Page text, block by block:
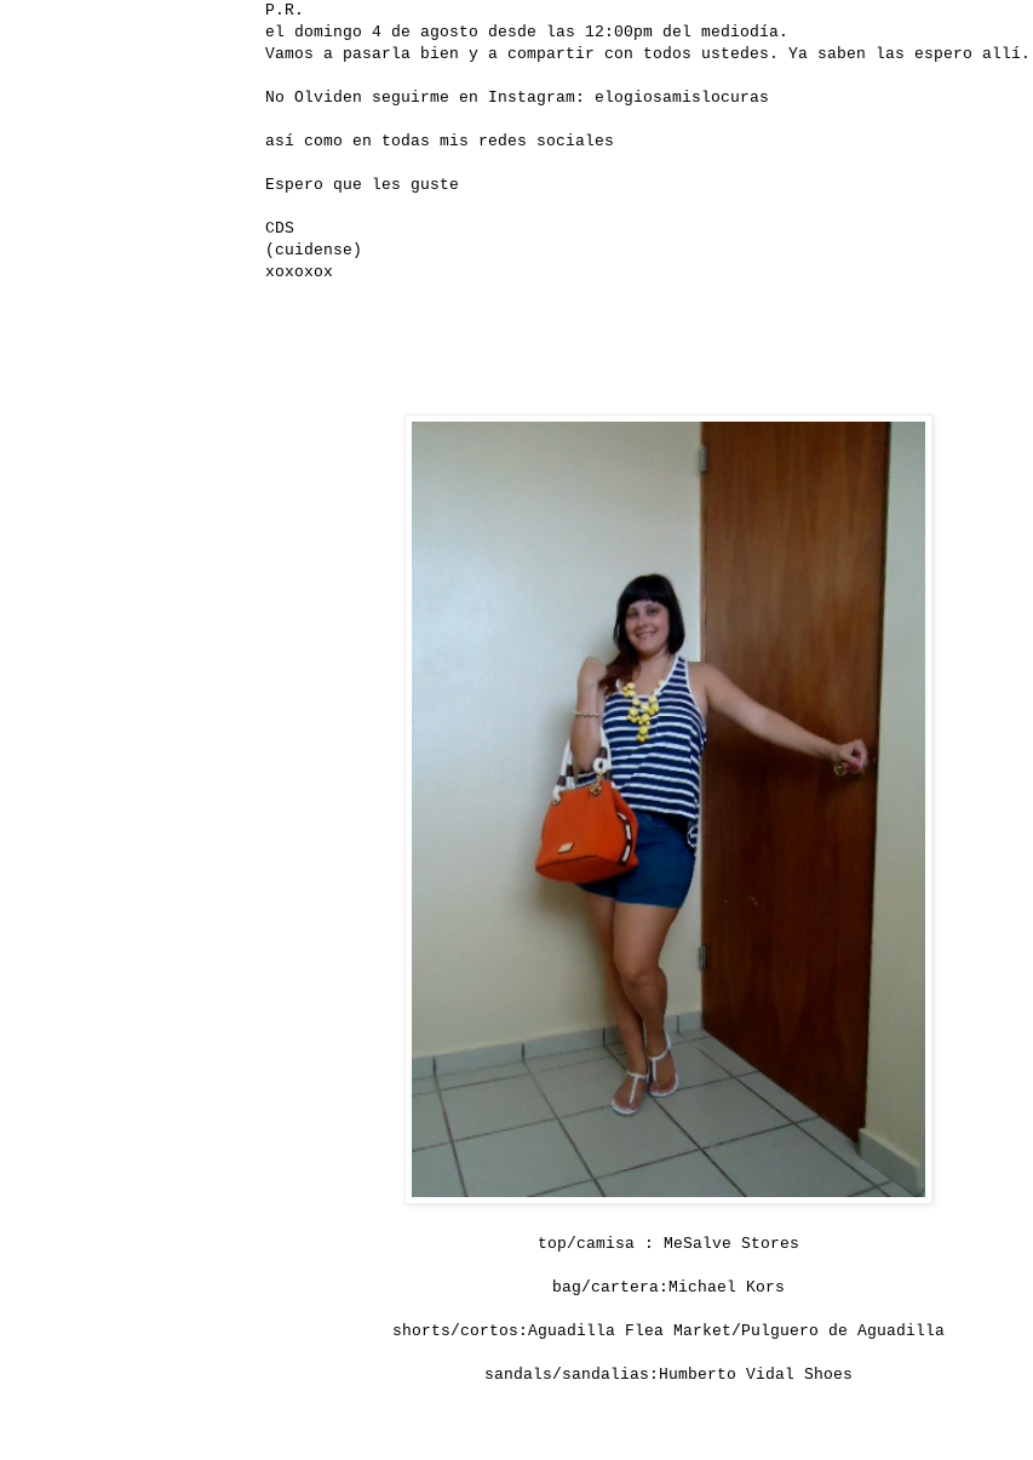
P.R.
el domingo 4 de agosto desde las 12:00pm del mediodía.
Vamos a pasarla bien y a compartir con todos ustedes. Ya saben las espero allí.
No Olviden seguirme en Instagram: elogiosamislocuras
así como en todas mis redes sociales
Espero que les guste
CDS
(cuidense)
xoxoxox
top/camisa : MeSalve Stores
bag/cartera:Michael Kors
shorts/cortos:Aguadilla Flea Market/Pulguero de Aguadilla
sandals/sandalias:Humberto Vidal Shoes